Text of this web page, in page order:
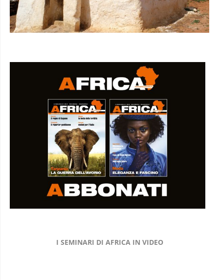
I SEMINARI DI AFRICA IN VIDEO